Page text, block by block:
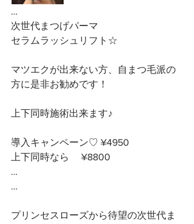
…
次世代まつげパーマ
セラムラッシュリフト☆
マツエクが出来ない方、自まつ毛派の
方に是非お勧めです！
上下同時施術出来ます♪
導入キャンペーン♡ ¥4950
上下同時なら　 ¥8800
…
…
プリンセスローズから待望の次世代ま